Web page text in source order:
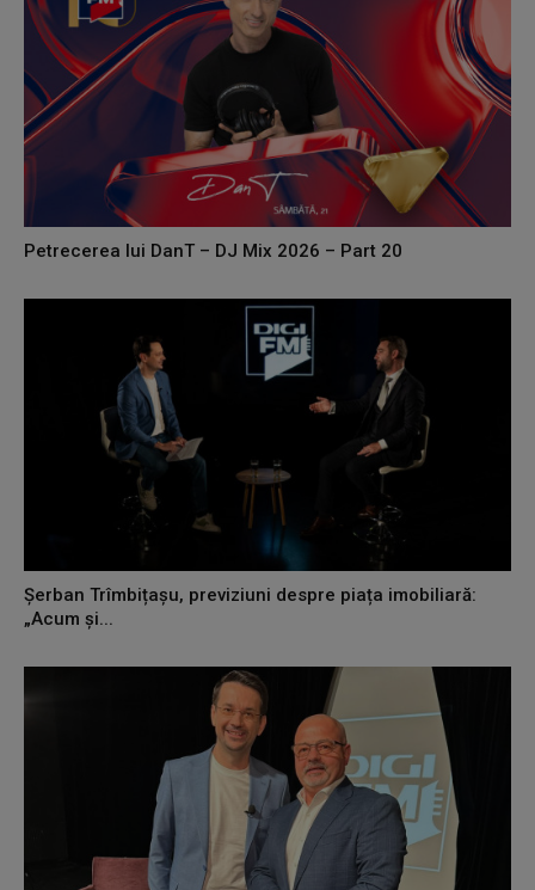
Petrecerea lui DanT – DJ Mix 2026 – Part 20
Șerban Trîmbițașu, previziuni despre piața imobiliară:
„Acum și...